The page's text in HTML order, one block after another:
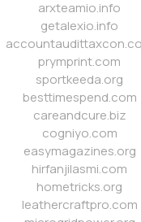
arxteamio.info
getalexio.info
prymprint.com
sportkeeda.org
besttimespend.com
careandcure.biz
cogniyo.com
easymagazines.org
hirfanjilasmi.com
hometricks.org
leathercraftpro.com